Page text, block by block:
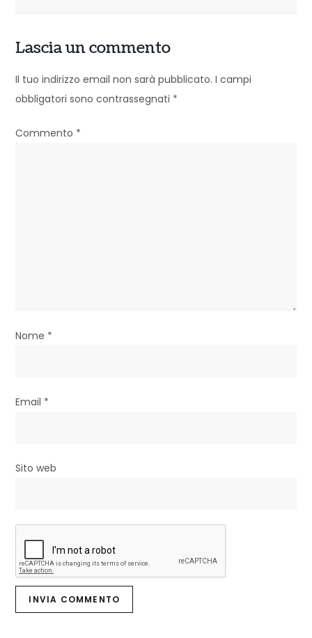
z
i
o
n
o
Lascia un commento
Il tuo indirizzo email non sarà pubblicato. I campi
obbligatori sono contrassegnati *
Commento *
Nome *
Email *
Sito web